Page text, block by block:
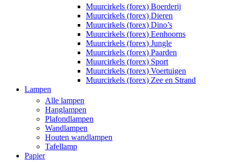
Muurcirkels (forex) Boerderij
Muurcirkels (forex) Dieren
Muurcirkels (forex) Dino’s
Muurcirkels (forex) Eenhoorns
Muurcirkels (forex) Jungle
Muurcirkels (forex) Paarden
Muurcirkels (forex) Sport
Muurcirkels (forex) Voertuigen
Muurcirkels (forex) Zee en Strand
Lampen
Alle lampen
Hanglampen
Plafondlampen
Wandlampen
Houten wandlampen
Tafellamp
Papier